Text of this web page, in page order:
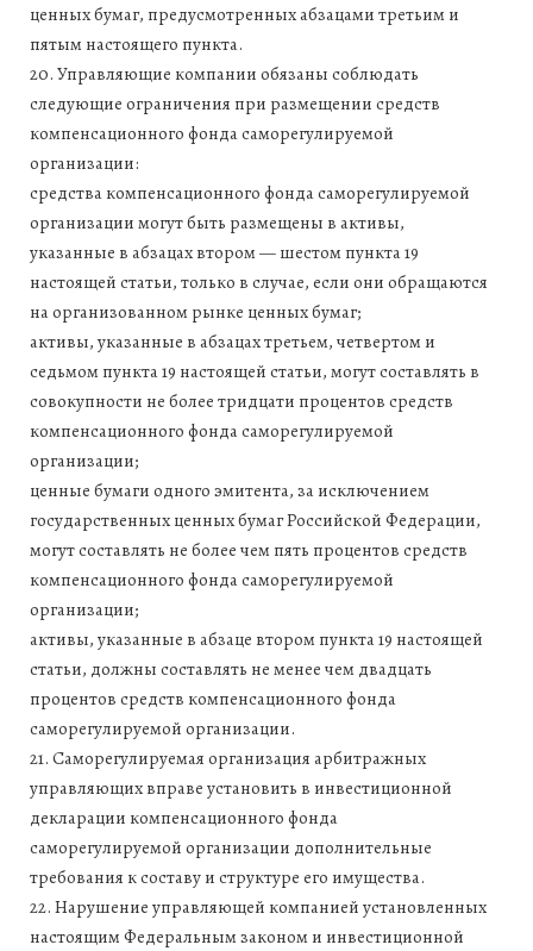
ценных бумаг, предусмотренных абзацами третьим и
пятым настоящего пункта.
20. Управляющие компании обязаны соблюдать
следующие ограничения при размещении средств
компенсационного фонда саморегулируемой
организации:
средства компенсационного фонда саморегулируемой
организации могут быть размещены в активы,
указанные в абзацах втором — шестом пункта 19
настоящей статьи, только в случае, если они обращаются
на организованном рынке ценных бумаг;
активы, указанные в абзацах третьем, четвертом и
седьмом пункта 19 настоящей статьи, могут составлять в
совокупности не более тридцати процентов средств
компенсационного фонда саморегулируемой
организации;
ценные бумаги одного эмитента, за исключением
государственных ценных бумаг Российской Федерации,
могут составлять не более чем пять процентов средств
компенсационного фонда саморегулируемой
организации;
активы, указанные в абзаце втором пункта 19 настоящей
статьи, должны составлять не менее чем двадцать
процентов средств компенсационного фонда
саморегулируемой организации.
21. Саморегулируемая организация арбитражных
управляющих вправе установить в инвестиционной
декларации компенсационного фонда
саморегулируемой организации дополнительные
требования к составу и структуре его имущества.
22. Нарушение управляющей компанией установленных
настоящим Федеральным законом и инвестиционной